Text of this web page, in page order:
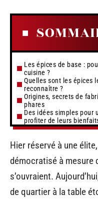
Les épices de base :
cuisine ?
Quelles sont les épices
reconnaître ?
Origines, secrets de
phares
Des idées simples pour
profiter de leurs
Hier réservé à une
démocratisé à mesure
s’ouvraient.
de quartier à la table